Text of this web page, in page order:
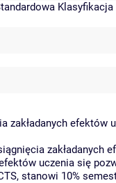
zakładanych
uczenia się
stanowi 10%